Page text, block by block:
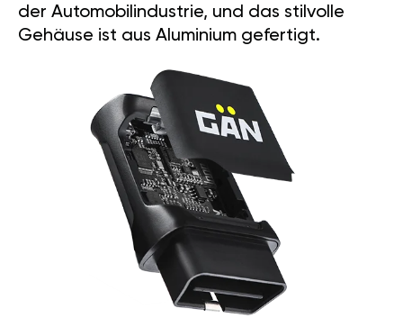
der Automobilindustrie, und das stilvolle
Gehäuse ist aus Aluminium gefertigt.